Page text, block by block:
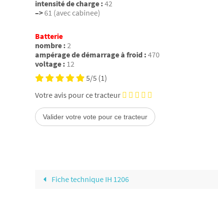
intensité de charge : 42
–>61 (avec cabinee)
Batterie
nombre : 2
ampérage de démarrage à froid : 470
voltage : 12
5/5 (1)
Votre avis pour ce tracteur
Fiche technique IH 1206